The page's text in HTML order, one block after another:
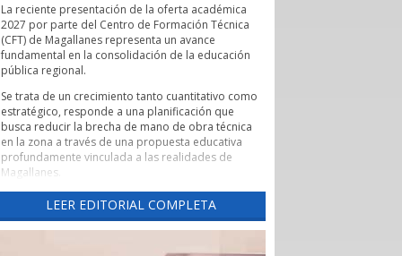
La reciente presentación de la oferta académica
2027 por parte del Centro de Formación Técnica
(CFT) de Magallanes representa un avance
fundamental en la consolidación de la educación
pública regional.
Se trata de un crecimiento tanto cuantitativo como
estratégico, responde a una planificación que
busca reducir la brecha de mano de obra técnica
en la zona a través de una propuesta educativa
profundamente vinculada a las realidades de
Magallanes.
Evaluación de pertinencia y conexión con el sector
productivo forman parte de uno de los pilares de
esta nueva etapa. Según lo explicado por la
LEER EDITORIAL COMPLETA